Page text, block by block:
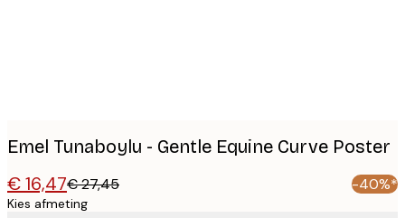
Emel Tunaboylu - Gentle Equine Curve Poster
€ 16,47€ 27,45 -40%*
Kies afmeting